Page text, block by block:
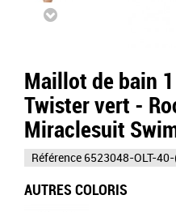
Maillot de bain
Twister vert -
Miraclesuit
Référence 6523048-OLT-
AUTRES COLORIS